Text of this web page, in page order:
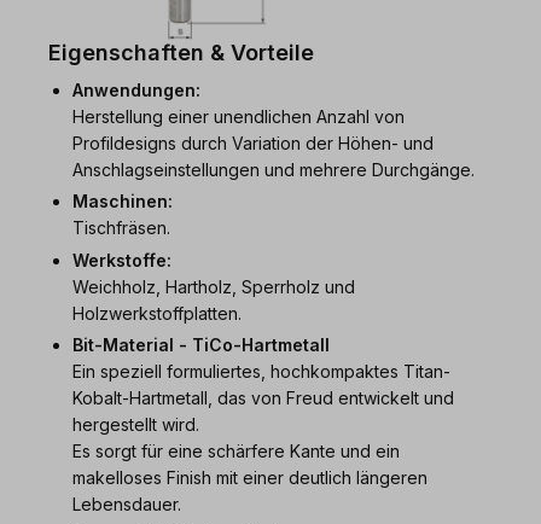
Eigenschaften & Vorteile
Anwendungen:
Herstellung einer unendlichen Anzahl von
Profildesigns durch Variation der Höhen- und
Anschlagseinstellungen und mehrere Durchgänge.
Maschinen:
Tischfräsen.
Werkstoffe:
Weichholz, Hartholz, Sperrholz und
Holzwerkstoffplatten.
Bit-Material - TiCo-Hartmetall
Ein speziell formuliertes, hochkompaktes Titan-
Kobalt-Hartmetall, das von Freud entwickelt und
hergestellt wird.
Es sorgt für eine schärfere Kante und ein
makelloses Finish mit einer deutlich längeren
Lebensdauer.